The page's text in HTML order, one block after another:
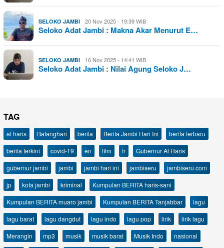
SELOKO JAMBI 20 Nov 2025 - 19:39 WIB
Seloko Adat Jambi : Makna Akar Menurut E…
SELOKO JAMBI 16 Nov 2025 - 14:41 WIB
Seloko Adat Jambi : Nilai Agung Seloko J…
TAG
al haris Batanghari berita Berita Jambi Hari Ini
berita terbaru
berita terkini
covid-19 en film fr
Gubernur Al Haris
gubernur jambi
jambi jambi hari ini jambiseru
jambiseru.com
jp
kota jambi kriminal
Kumpulan BERITA haris-sani
Kumpulan BERITA muaro jambi
Kumpulan BERITA Tanjabbar
lagu
lagu barat
lagu dangdut lagu indo lagu pop lirik
lirik lagu
Merangin
mp3 musik musik barat Musik Indo
nasional